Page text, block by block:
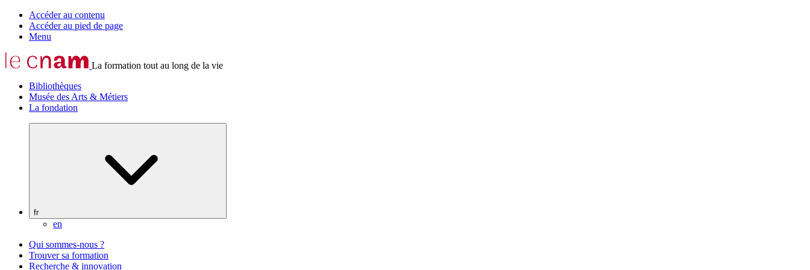
Accéder au contenu
Accéder au pied de page
Menu
La formation tout au long de la vie
Bibliothèques
Musée des Arts & Métiers
La fondation
fr
en
Qui sommes-nous ?
Trouver sa formation
Recherche & innovation